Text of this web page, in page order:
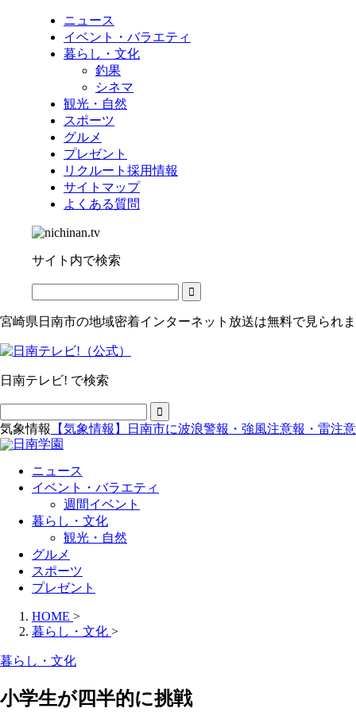
ニュース
イベント・バラエティ
暮らし・文化
釣果
シネマ
観光・自然
スポーツ
グルメ
プレゼント
リクルート採用情報
サイトマップ
よくある質問
サイト内で検索
宮崎県日南市の地域密着インターネット放送は無料で見られ
日南テレビ! で検索
気象情報 【気象情報】日南市に波浪警報・強風注意報・雷注
ニュース
イベント・バラエティ
週間イベント
暮らし・文化
観光・自然
グルメ
スポーツ
プレゼント
HOME >
暮らし・文化 >
暮らし・文化
小学生が四半的に挑戦